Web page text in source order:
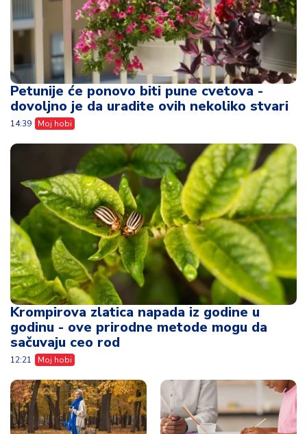
Petunije će ponovo biti pune cvetova -
dovoljno je da uradite ovih nekoliko stvari
14:39 Moj hobi
Krompirova zlatica napada iz godine u
godinu - ove prirodne metode mogu da
sačuvaju ceo rod
12:21 Moj hobi